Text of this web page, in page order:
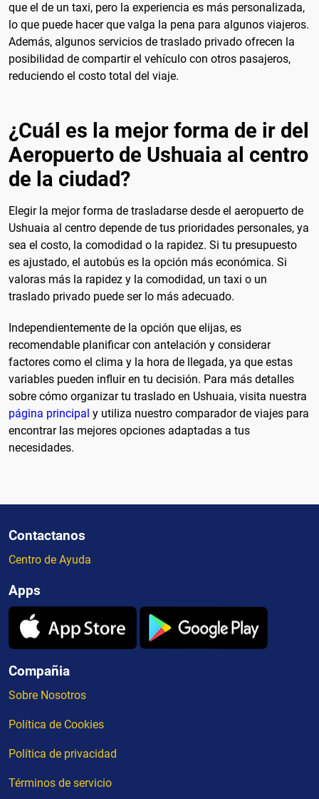
que el de un taxi, pero la experiencia es más personalizada,
lo que puede hacer que valga la pena para algunos viajeros.
Además, algunos servicios de traslado privado ofrecen la
posibilidad de compartir el vehículo con otros pasajeros,
reduciendo el costo total del viaje.
¿Cuál es la mejor forma de ir del
Aeropuerto de Ushuaia al centro
de la ciudad?
Elegir la mejor forma de trasladarse desde el aeropuerto de
Ushuaia al centro depende de tus prioridades personales, ya
sea el costo, la comodidad o la rapidez. Si tu presupuesto
es ajustado, el autobús es la opción más económica. Si
valoras más la rapidez y la comodidad, un taxi o un
traslado privado puede ser lo más adecuado.
Independientemente de la opción que elijas, es
recomendable planificar con antelación y considerar
factores como el clima y la hora de llegada, ya que estas
variables pueden influir en tu decisión. Para más detalles
sobre cómo organizar tu traslado en Ushuaia, visita nuestra
página principal y utiliza nuestro comparador de viajes para
encontrar las mejores opciones adaptadas a tus
necesidades.
Contactanos
Centro de Ayuda
Apps
Compañia
Sobre Nosotros
Política de Cookies
Política de privacidad
Términos de servicio